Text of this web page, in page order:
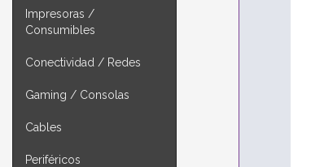
Impresoras /
Consumibles
Conectividad / Redes
Gaming / Consolas
Cables
Periféricos